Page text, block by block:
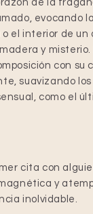
de la
evocando
el interior de un
y misterio.
con su
suavizando
como el
cita con
y
inolvidable.